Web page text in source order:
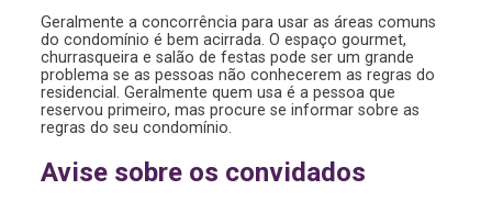
Geralmente a concorrência para usar as áreas comuns
do condomínio é bem acirrada. O espaço gourmet,
churrasqueira e salão de festas pode ser um grande
problema se as pessoas não conhecerem as regras do
residencial. Geralmente quem usa é a pessoa que
reservou primeiro, mas procure se informar sobre as
regras do seu condomínio.
Avise sobre os convidados